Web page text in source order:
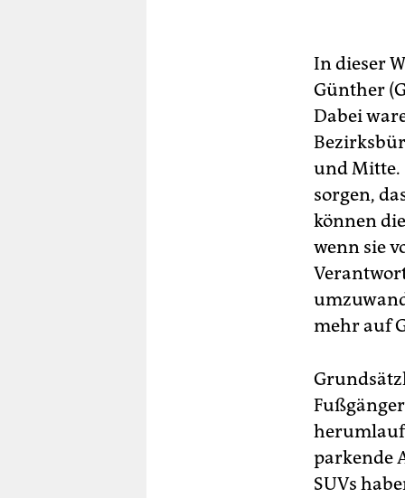
In dieser
Günther
Dabei
und Mitte.
sorgen,
können
wenn sie
mehr auf
parkende
SUVs